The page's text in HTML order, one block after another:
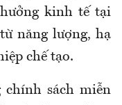
kinh tế tại
năng lượng, hạ
chế tạo.
chính sách miễn